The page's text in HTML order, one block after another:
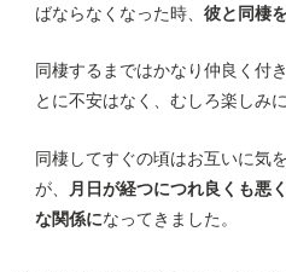
ばならなくなった時、 彼と同棲
同棲するまではかなり仲良く付
とに不安はなく、むしろ楽しみ
同棲してすぐの頃はお互いに気
が、
月日が経つにつれ良くも悪
な関係になってきました。